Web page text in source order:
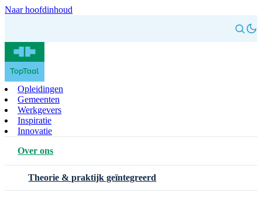
Naar hoofdinhoud
Opleidingen
Gemeenten
Werkgevers
Inspiratie
Innovatie
Over ons
Theorie & praktijk geïntegreerd